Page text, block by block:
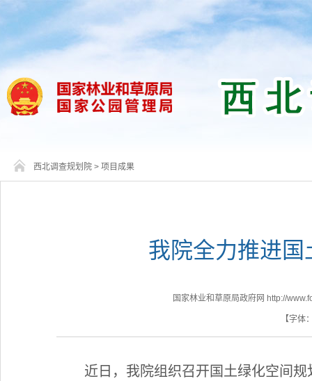
西北调查规划院 > 项目成果
我院全力推进
国家林业和草原局政府网 http://
【字体
近日，我院组织召开国土绿化空间